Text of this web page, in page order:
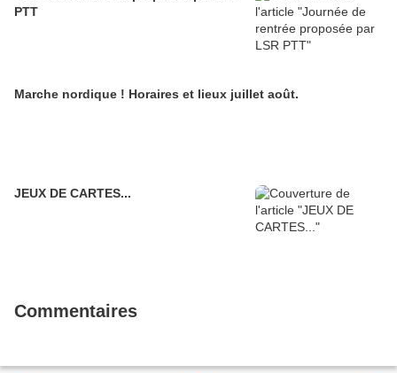
PTT
Marche nordique ! Horaires et lieux juillet août.
JEUX DE CARTES...
Commentaires